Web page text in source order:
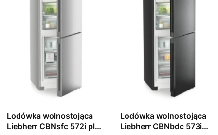
Lodówka wolnostojąca
Liebherr CBNsfc 572i plus
Lodówka wolnostojąca
Liebherr CBNbdc 573i